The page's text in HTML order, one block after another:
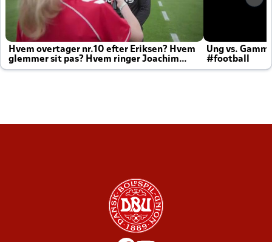
Hvem overtager nr.10 efter Eriksen? Hvem
glemmer sit pas? Hvem ringer Joachim
altid til efter kampe?
Ung vs.
#football